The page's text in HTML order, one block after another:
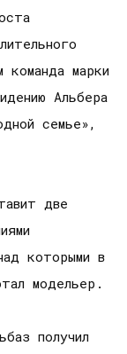
команда марки
Альбера
семье»,
две
которыми в
модельер.
получил